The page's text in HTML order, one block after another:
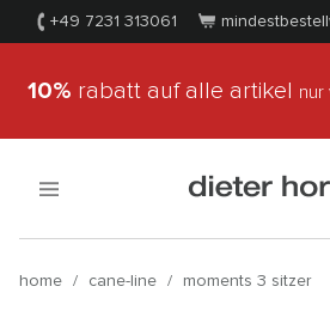
+49 7231 313061
10% rabatt auf alle artikel nur
home / cane-line / moments 3 sitzer